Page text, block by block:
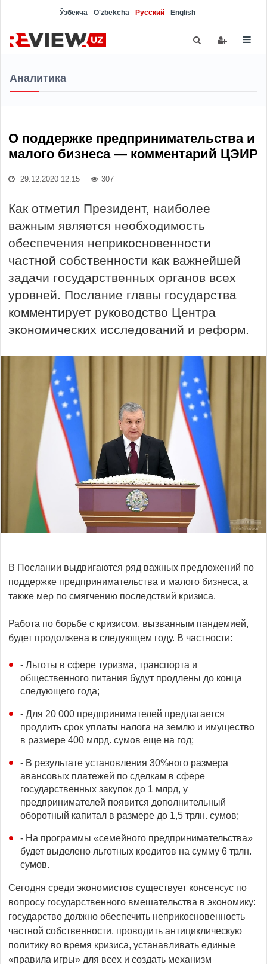
Ўзбекча O'zbekcha Русский English
Аналитика
О поддержке предпринимательства и
малого бизнеса — комментарий ЦЭИР
29.12.2020 12:15 307
Как отметил Президент, наиболее
важным является необходимость
обеспечения неприкосновенности
частной собственности как важнейшей
задачи государственных органов всех
уровней. Послание главы государства
комментирует руководство Центра
экономических исследований и реформ.
В Послании выдвигаются ряд важных предложений по
поддержке предпринимательства и малого бизнеса, а
также мер по смягчению последствий кризиса.
Работа по борьбе с кризисом, вызванным пандемией,
будет продолжена в следующем году. В частности:
- Льготы в сфере туризма, транспорта и
общественного питания будут продлены до конца
следующего года;
- Для 20 000 предпринимателей предлагается
продлить срок уплаты налога на землю и имущество
в размере 400 млрд. сумов еще на год;
- В результате установления 30%ного размера
авансовых платежей по сделкам в сфере
государственных закупок до 1 млрд, у
предпринимателей появится дополнительный
оборотный капитал в размере до 1,5 трлн. сумов;
- На программы «семейного предпринимательства»
будет выделено льготных кредитов на сумму 6 трлн.
сумов.
Сегодня среди экономистов существует консенсус по
вопросу государственного вмешательства в экономику:
государство должно обеспечить неприкосновенность
частной собственности, проводить антициклическую
политику во время кризиса, устанавливать единые
«правила игры» для всех и создать механизм